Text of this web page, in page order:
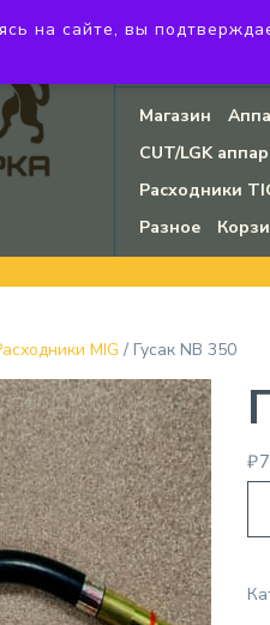
ул. Богдана
Магазин
CUT/LGK
Расходники
Разное
MIG / Гусак NB 350
₽
на сайте, вы